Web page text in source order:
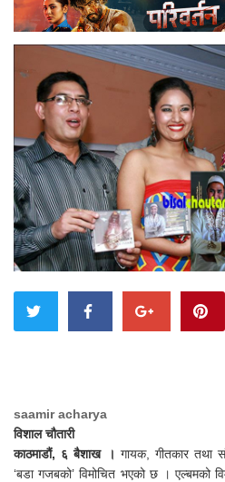
saamir acharya
विशाल चौतारी
काठमाडौं, ६ बैशाख । गायक, गीतकार तथा
‘बडा गजबको’ विमोचित भएको छ । एल्बमको